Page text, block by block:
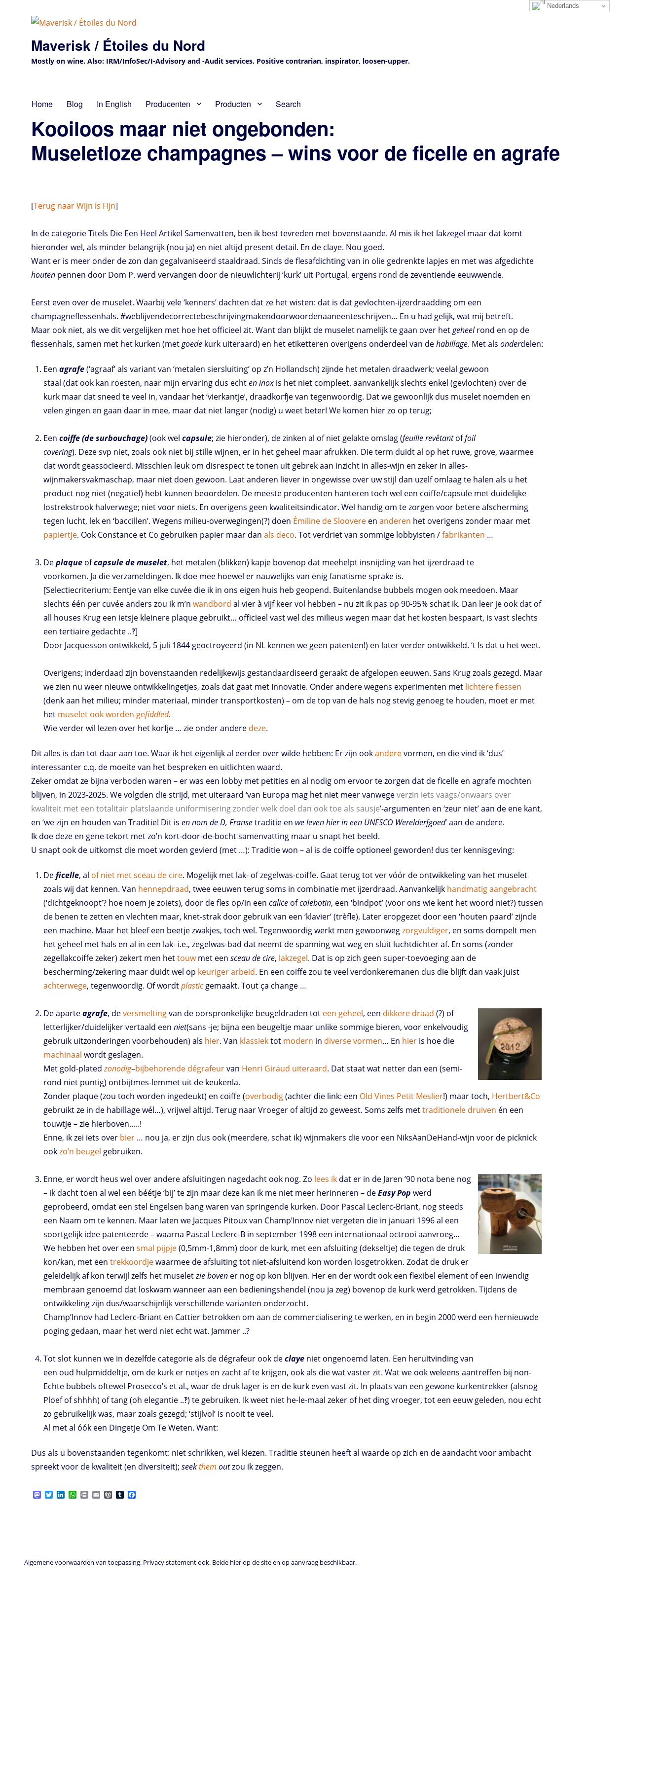
Maverisk / Étoiles du Nord
Mostly on wine. Also: IRM/InfoSec/I-Advisory and -Audit services. Positive contrarian, inspirator, loosen-upper.
Home Blog In English Producenten Producten Search
Kooiloos maar niet ongebonden:
Museletloze champagnes – wins voor de ficelle en agrafe
[Terug naar Wijn is Fijn]
In de categorie Titels Die Een Heel Artikel Samenvatten, ben ik best tevreden met bovenstaande. Al mis ik het lakzegel maar dat komt
hieronder wel, als minder belangrijk (nou ja) en niet altijd present detail. En de claye. Nou goed.
Want er is meer onder de zon dan gegalvaniseerd staaldraad. Sinds de flesafdichting van in olie gedrenkte lapjes en met was afgedichte
houten pennen door Dom P. werd vervangen door de nieuwlichterij ‘kurk’ uit Portugal, ergens rond de zeventiende eeuwwende.
Eerst even over de muselet. Waarbij vele ‘kenners’ dachten dat ze het wisten: dat is dat gevlochten-ijzerdraadding om een
champagneflessenhals. #weblijvendecorrectebeschrijvingmakendoorwoordenaaneenteschrijven… En u had gelijk, wat mij betreft.
Maar ook niet, als we dit vergelijken met hoe het officieel zit. Want dan blijkt de muselet namelijk te gaan over hetgeheelrond en op de
flessenhals, samen met het kurken (metgoede kurk uiteraard) en het etiketteren overigens onderdeel van dehabillage. Met alsonderdelen:
Eenagrafe(‘agraaf’ als variant van ‘metalen siersluiting’ op z’n Hollandsch) zijnde het metalen draadwerk; veelal gewoon
staal (dat ook kan roesten, naar mijn ervaring dus echten inox is het niet compleet. aanvankelijk slechts enkel (gevlochten) over de
kurk maar dat sneed te veel in, vandaar het ‘vierkantje’, draadkorfje van tegenwoordig. Dat we gewoonlijk dus muselet noemden en
velen gingen en gaan daar in mee, maar dat niet langer (nodig) u weet beter! We komen hier zo op terug;
Eencoiffe (de surbouchage)(ook welcapsule; zie hieronder), de zinken al of niet gelakte omslag (feuille revêtantoffoil
covering). Deze svp niet, zoals ook niet bij stille wijnen, er in het geheel maar afrukken. Die term duidt al op het ruwe, grove, waarmee
dat wordt geassocieerd. Misschien leuk om disrespect te tonen uit gebrek aan inzicht in alles-wijn en zeker in alles-
wijnmakersvakmaschap, maar niet doen gewoon. Laat anderen liever in ongewisse over uw stijl dan uzelf omlaag te halen als u het
product nog niet (negatief) hebt kunnen beoordelen. De meeste producenten hanteren toch wel een coiffe/capsule met duidelijke
lostrekstrook halverwege; niet voor niets. En overigens geen kwaliteitsindicator. Wel handig om te zorgen voor betere afscherming
tegen lucht, lek en ‘baccillen’. Wegens milieu-overwegingen(?) doen Émiline de Sloovere enanderen het overigens zonder maar met
papiertje. Ook Constance et Co gebruiken papier maar danals deco. Tot verdriet van sommige lobbyisten /fabrikanten …
Deplaque ofcapsule de muselet, het metalen (blikken) kapje bovenop dat meehelpt insnijding van het ijzerdraad te
voorkomen. Ja die verzameldingen. Ik doe mee hoewel er nauwelijks van enig fanatisme sprake is.
[Selectiecriterium: Eentje van elke cuvée die ik in ons eigen huis heb geopend. Buitenlandse bubbels mogen ook meedoen. Maar
slechts één per cuvée anders zou ik m’nwandbord al vier à vijf keer vol hebben – nu zit ik pas op 90-95% schat ik. Dan leer je ook dat of
all houses Krug een ietsje kleinere plaque gebruikt… officieel vast wel des milieus wegen maar dat het kosten bespaart, is vast slechts
een tertiaire gedachte ..‽]
Door Jacquesson ontwikkeld, 5 juli 1844 geoctroyeerd (in NL kennen we geen patenten!) en later verder ontwikkeld. ‘t Is dat u het weet.
Overigens; inderdaad zijn bovenstaanden redelijkewijs gestandaardiseerd geraakt de afgelopen eeuwen. Sans Krug zoals gezegd. Maar
we zien nu weer nieuwe ontwikkelingetjes, zoals dat gaat met Innovatie. Onder andere wegens experimenten met lichtereflessen
(denk aan het milieu; minder materiaal, minder transportkosten) – om de top van de hals nog stevig genoeg te houden, moet er met
het muselet ook worden gefiddled.
Wie verder wil lezen over het korfje … zie onder andere deze.
Dit alles is dan tot daar aan toe. Waar ik het eigenlijk al eerder over wilde hebben: Er zijn ookanderevormen, en die vind ik ‘dus’
interessanter c.q. de moeite van het bespreken en uitlichten waard.
Zeker omdat ze bijna verboden waren – er was een lobby met petities en al nodig om ervoor te zorgen dat de ficelle en agrafe mochten
blijven, in 2023-2025. We volgden die strijd, met uiteraard ‘van Europa mag het niet meer vanwegeverzin iets vaags/onwaars over
kwaliteit met een totalitair platslaande uniformisering zonder welk doel dan ook toe als sausje’-argumenten en ‘zeur niet’ aan de ene kant,
en ‘we zijn en houden van Traditie! Dit isen nom de D, Fransetraditie en we leven hier in een UNESCO Werelderfgoed’ aan de andere.
Ik doe deze en gene tekort met zo’n kort-door-de-bocht samenvatting maar u snapt het beeld.
U snapt ook de uitkomst die moet worden gevierd (met …): Traditie won – al is de coiffe optioneel geworden! dus ter kennisgeving:
Deficelle, al of niet metsceau de cire. Mogelijk met lak- of zegelwas-coiffe. Gaat terug tot ver vóór de ontwikkeling van het muselet
zoals wij dat kennen. Van hennepdraad, twee eeuwen terug soms in combinatie met ijzerdraad. Aanvankelijk handmatig aangebracht
(‘dichtgeknoopt’? hoe noem je zoiets), door de fles op/in eencalice ofcalebotin, een ‘bindpot’ (voor ons wie kent het woord niet?) tussen
de benen te zetten en vlechten maar, knet-strak door gebruik van een ‘klavier’ (trèfle). Later eropgezet door een ‘houten paard’ zijnde
een machine. Maar het bleef een beetje zwakjes, toch wel. Tegenwoordig werkt men gewoonwegzorgvuldiger, en soms dompelt men
het geheel met hals en al in een lak- i.e., zegelwas-bad dat neemt de spanning wat weg en sluit luchtdichter af. En soms (zonder
zegellakcoiffe zeker) zekert men hettouwmet eensceau de cire, lakzegel. Dat is op zich geen super-toevoeging aan de
bescherming/zekering maar duidt wel op keurigerarbeid. En een coiffe zou te veel verdonkeremanen dus die blijft dan vaak juist
achterwege, tegenwoordig. Of wordtplasticgemaakt. Tout ça change …
De aparteagrafe, deversmeltingvan de oorspronkelijke beugeldraden tot een geheel, een dikkere draad (?) of
letterlijker/duidelijker vertaald eenniet(sans -je; bijna een beugeltje maar unlike sommige bieren, voor enkelvoudig
gebruik uitzonderingen voorbehouden) als hier. Van klassiektot modern in diversevormen… En hier is hoe die
machinaal wordt geslagen.
Met gold-platedzonodig–bijbehorende dégrafeurvan Henri Giraud uiteraard. Dat staat wat netter dan een (semi-
rond niet puntig) ontbijtmes-lemmet uit de keukenla.
Zonder plaque (zou toch worden ingedeukt) en coiffe (overbodig(achter die link: een Old Vines Petit Meslier!) maar toch, Hertbert&Co
gebruikt ze in de habillage wél…), vrijwel altijd. Terug naar Vroeger of altijd zo geweest. Soms zelfs mettraditionele druiven én een
touwtje – zie hierboven…..!
Enne, ik zei iets over bier … nou ja, er zijn dus ook (meerdere, schat ik) wijnmakers die voor een NiksAanDeHand-wijn voor de picknick
ookzo’n beugel gebruiken.
Enne, er wordt heus wel over andere afsluitingen nagedacht ook nog. Zo lees ik dat er in de Jaren ’90 nota bene nog
– ik dacht toen al wel een béétje ‘bij’ te zijn maar deze kan ik me niet meer herinneren – deEasy Pop werd
geprobeerd, omdat een stel Engelsen bang waren van springende kurken. Door Pascal Leclerc-Briant, nog steeds
een Naam om te kennen. Maar laten we Jacques Pitoux van Champ’Innov niet vergeten die in januari 1996 al een
soortgelijk idee patenteerde – waarna Pascal Leclerc-B in september 1998 een internationaal octrooi aanvroeg…
We hebben het over eensmal pijpje(0,5mm-1,8mm) door de kurk, met een afsluiting (dekseltje) die tegen de druk
kon/kan, met eentrekkoordjewaarmee de afsluiting tot niet-afsluitend kon worden losgetrokken. Zodat de druk er
geleidelijk af kon terwijl zelfs het museletzie boven er nog op kon blijven. Her en der wordt ook een flexibel element of een inwendig
membraan genoemd dat loskwam wanneer aan een bedieningshendel (nou ja zeg) bovenop de kurk werd getrokken. Tijdens de
ontwikkeling zijn dus/waarschijnlijk verschillende varianten onderzocht.
Champ’Innov had Leclerc-Briant en Cattier betrokken om aan de commercialisering te werken, en in begin 2000 werd een hernieuwde
poging gedaan, maar het werd niet echt wat. Jammer ..?
Tot slot kunnen we in dezelfde categorie als de dégrafeur ook declaye niet ongenoemd laten. Een heruitvinding van
een oud hulpmiddeltje, om de kurk er netjes en zacht af te krijgen, ook als die wat vaster zit. Wat we ook weleens aantreffen bij non-
Echte bubbels oftewel Prosecco’s et al., waar de druk lager is en de kurk even vast zit. In plaats van een gewone kurkentrekker (alsnog
Ploef of shhhh) of tang (oh elegantie ..‽) te gebruiken. Ik weet niet he-le-maal zeker of het ding vroeger, tot een eeuw geleden, nou echt
zo gebruikelijk was, maar zoals gezegd; ‘stijlvol’ is nooit te veel.
Al met al óók een Dingetje Om Te Weten. Want:
Dus als u bovenstaanden tegenkomt: niet schrikken, wel kiezen. Traditie steunen heeft al waarde op zich en de aandacht voor ambacht
spreekt voor de kwaliteit (en diversiteit);seekthem outzou ik zeggen.
M T L W P E W T
Algemene voorwaarden van toepassing. Privacy statement ook. Beide hier op de site en op aanvraag beschikbaar.
Nederlands